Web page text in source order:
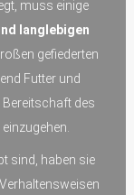
muss einige
langlebigen
gefiederten
Futter und
des
sind, haben sie